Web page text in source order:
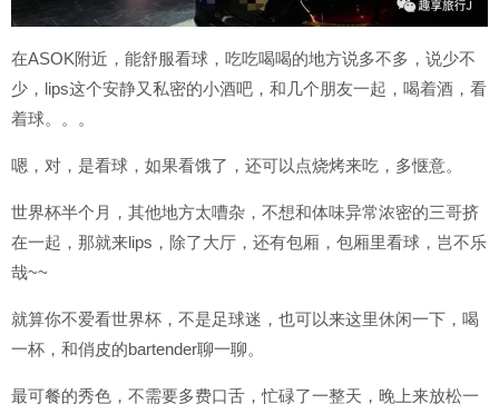
在ASOK附近，能舒服看球，吃吃喝喝的地方说多不多，说少不
少，lips这个安静又私密的小酒吧，和几个朋友一起，喝着酒，看
着球。。。
嗯，对，是看球，如果看饿了，还可以点烧烤来吃，多惬意。
世界杯半个月，其他地方太嘈杂，不想和体味异常浓密的三哥挤
在一起，那就来lips，除了大厅，还有包厢，包厢里看球，岂不乐
哉~~
就算你不爱看世界杯，不是足球迷，也可以来这里休闲一下，喝
一杯，和俏皮的bartender聊一聊。
最可餐的秀色，不需要多费口舌，忙碌了一整天，晚上来放松一